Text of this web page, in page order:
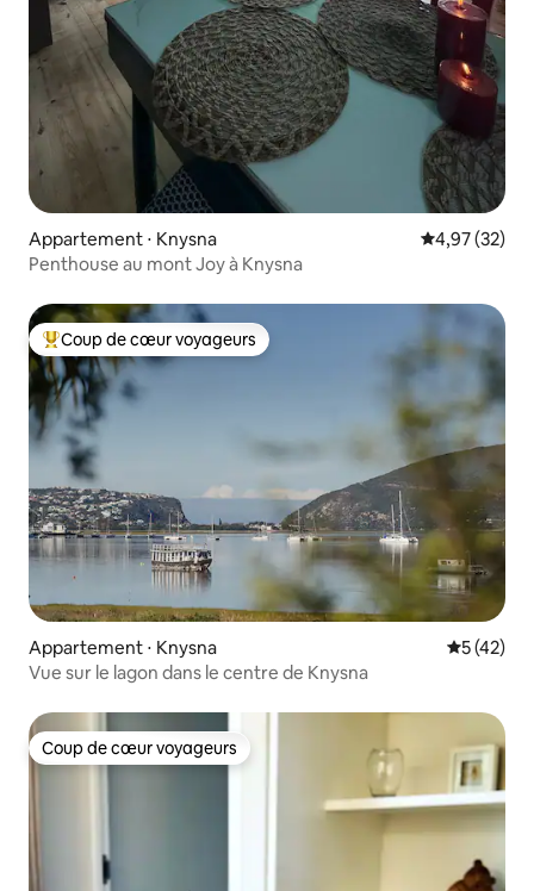
Appartement ⋅ Knysna Évaluation
4,97 (32)
Penthouse au mont Joy à Knysna
Coups de cœur voyageurs les plus appréciés
Coup de cœur voyageurs
Appartement ⋅ Knysna
5 (42)
Vue sur le lagon dans le centre de Knysna
Coup de cœur voyageurs
Coup de cœur voyageurs